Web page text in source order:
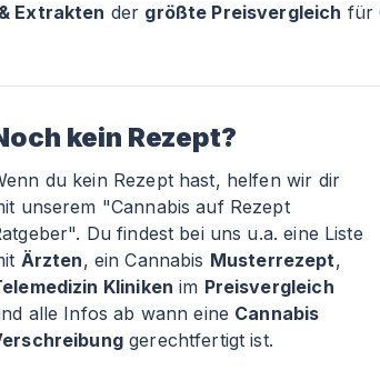
Extrakten der größte Preisvergleich für
kein Rezept?
du kein Rezept hast, helfen wir dir
unserem "Cannabis auf Rezept
Du findest bei uns u.a. eine Liste
Ärzten, ein Cannabis Musterrezept,
Kliniken im Preisvergleich
alle Infos ab wann eine Cannabis
gerechtfertigt ist.